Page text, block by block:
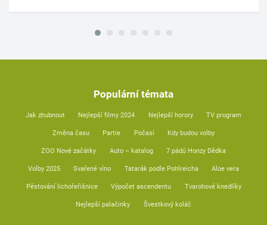
Populární témata
Jak zhubnout Nejlepší filmy 2024 Nejlepší horory TV program
Změna času Partie Počasí Kdy budou volby
ZOO Nové začátky Auto – katalog 7 pádů Honzy Dědka
Volby 2025 Svařené víno Tatarák podle Pohlreicha Aloe vera
Pěstování lichořeřišnice Výpočet ascendentu Tvarohové knedlíky
Nejlepší palačinky Švestkový koláč